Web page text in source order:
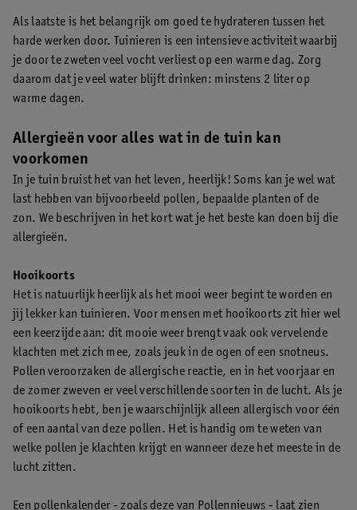
Als laatste is het belangrijk om goed te hydrateren tussen het
harde werken door. Tuinieren is een intensieve activiteit waarbij
je door te zweten veel vocht verliest op een warme dag. Zorg
daarom dat je veel water blijft drinken: minstens 2 liter op
warme dagen.
Allergieën voor alles wat in de tuin kan
voorkomen
In je tuin bruist het van het leven, heerlijk! Soms kan je wel wat
last hebben van bijvoorbeeld pollen, bepaalde planten of de
zon. We beschrijven in het kort wat je het beste kan doen bij die
allergieën.
Hooikoorts
Het is natuurlijk heerlijk als het mooi weer begint te worden en
jij lekker kan tuinieren. Voor mensen met hooikoorts zit hier wel
een keerzijde aan: dit mooie weer brengt vaak ook vervelende
klachten met zich mee, zoals jeuk in de ogen of een snotneus.
Pollen veroorzaken de allergische reactie, en in het voorjaar en
de zomer zweven er veel verschillende soorten in de lucht. Als je
hooikoorts hebt, ben je waarschijnlijk alleen allergisch voor één
of een aantal van deze pollen. Het is handig om te weten van
welke pollen je klachten krijgt en wanneer deze het meeste in de
lucht zitten.
Een pollenkalender - zoals deze van Pollennieuws - laat zien